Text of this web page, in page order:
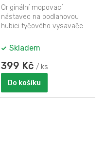
DOMO DO228SV-W
Originální mopovací
nástavec na podlahovou
hubici tyčového vysavače
včetně hadříku z...
Skladem
399 Kč / ks
Do košíku